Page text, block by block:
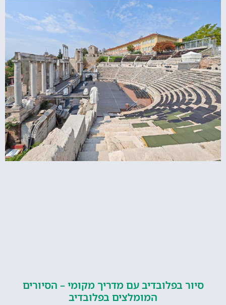
בפלובדיב עם מדריך מקומי – הסיורים
המומלצים בפלובדיב